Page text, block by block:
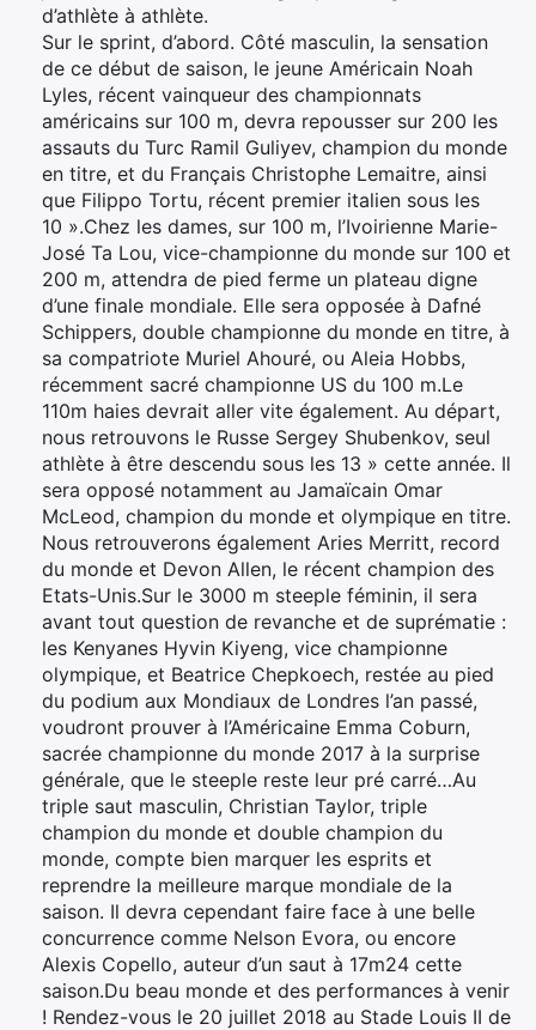
d’athlète à athlète.
Sur le sprint, d’abord. Côté masculin, la sensation
de ce début de saison, le jeune Américain Noah
Lyles, récent vainqueur des championnats
américains sur 100 m, devra repousser sur 200 les
assauts du Turc Ramil Guliyev, champion du monde
en titre, et du Français Christophe Lemaitre, ainsi
que Filippo Tortu, récent premier italien sous les
10 ».Chez les dames, sur 100 m, l’Ivoirienne Marie-
José Ta Lou, vice-championne du monde sur 100 et
200 m, attendra de pied ferme un plateau digne
d’une finale mondiale. Elle sera opposée à Dafné
Schippers, double championne du monde en titre, à
sa compatriote Muriel Ahouré, ou Aleia Hobbs,
récemment sacré championne US du 100 m.Le
110m haies devrait aller vite également. Au départ,
nous retrouvons le Russe Sergey Shubenkov, seul
athlète à être descendu sous les 13 » cette année. Il
sera opposé notamment au Jamaïcain Omar
McLeod, champion du monde et olympique en titre.
Nous retrouverons également Aries Merritt, record
du monde et Devon Allen, le récent champion des
Etats-Unis.Sur le 3000 m steeple féminin, il sera
avant tout question de revanche et de suprématie :
les Kenyanes Hyvin Kiyeng, vice championne
olympique, et Beatrice Chepkoech, restée au pied
du podium aux Mondiaux de Londres l’an passé,
voudront prouver à l’Américaine Emma Coburn,
sacrée championne du monde 2017 à la surprise
générale, que le steeple reste leur pré carré…Au
triple saut masculin, Christian Taylor, triple
champion du monde et double champion du
monde, compte bien marquer les esprits et
reprendre la meilleure marque mondiale de la
saison. Il devra cependant faire face à une belle
concurrence comme Nelson Evora, ou encore
Alexis Copello, auteur d’un saut à 17m24 cette
saison.Du beau monde et des performances à venir
! Rendez-vous le 20 juillet 2018 au Stade Louis II de